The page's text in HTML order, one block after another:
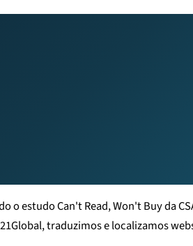
o estudoCan't Read, Won't Buyda
traduzimos e localizamos